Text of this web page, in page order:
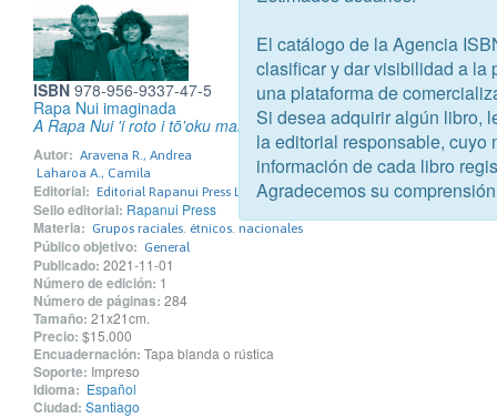
ISBN 978-956-9337-47-5
Rapa Nui imaginada
A Rapa Nui 'i roto i tō'oku mana'u. Te re'o o te ŋā vi'e?
Autor: Aravena R., Andrea
Laharoa A., Camila
Editorial: Editorial Rapanui Press Limitada
Sello editorial: Rapanui Press
Materia: Grupos raciales. étnicos. nacionales
Público objetivo: General
Publicado: 2021-11-01
Número de edición: 1
Número de páginas: 284
Tamaño: 21x21cm.
Precio: $15.000
Encuadernación: Tapa blanda o rústica
Soporte: Impreso
Idioma: Español
Ciudad: Santiago
El catálogo de la Agencia
clasificar y dar visibilidad a la
una plataforma de
Si desea adquirir algún libro,
la editorial responsable, cuyo
información de cada libro
Agradecemos su